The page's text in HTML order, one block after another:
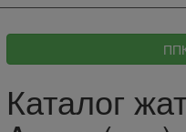
Каталог